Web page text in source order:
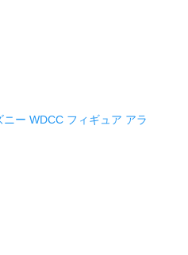
ニー WDCC フィギュア アラ